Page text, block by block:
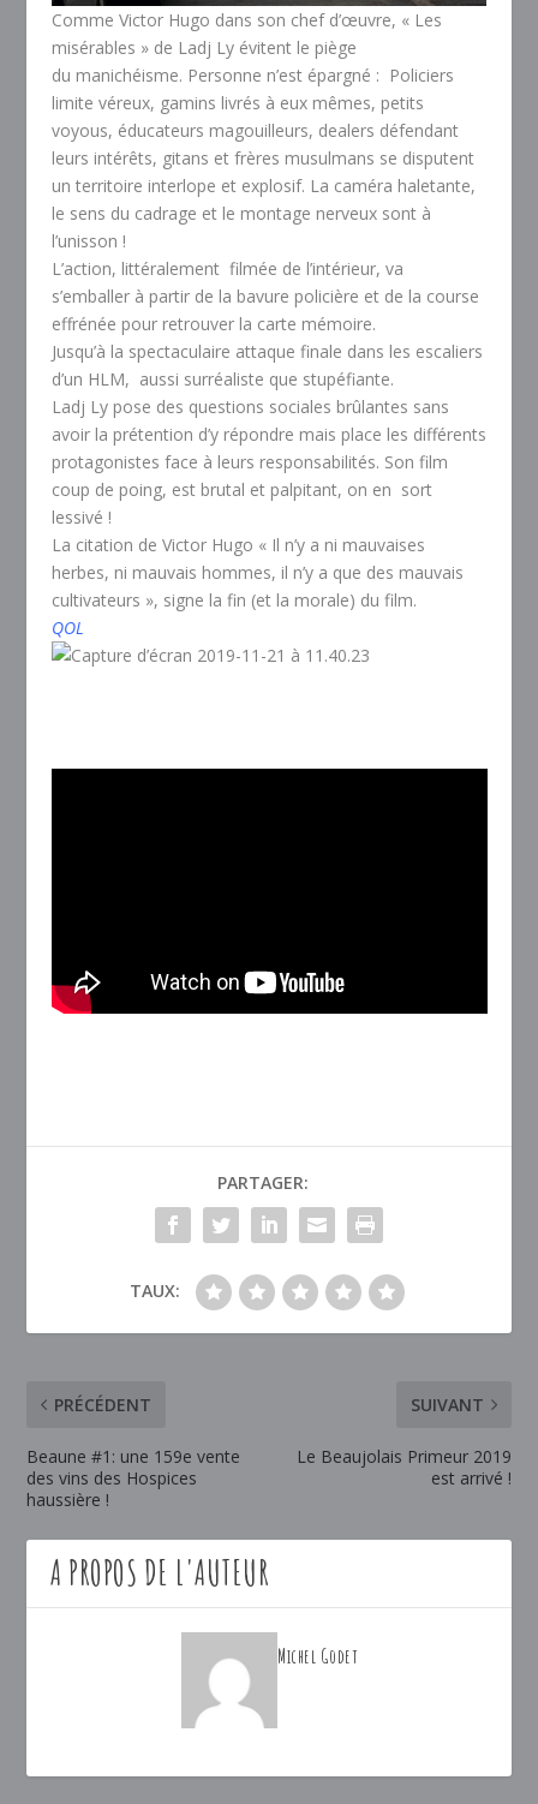
Comme Victor Hugo dans son chef d’œuvre, « Les
misérables » de Ladj Ly évitent le piège
du manichéisme. Personne n’est épargné : Policiers
limite véreux, gamins livrés à eux mêmes, petits
voyous, éducateurs magouilleurs, dealers défendant
leurs intérêts, gitans et frères musulmans se disputent
un territoire interlope et explosif. La caméra haletante,
le sens du cadrage et le montage nerveux sont à
l’unisson !
L’action, littéralement filmée de l’intérieur, va
s’emballer à partir de la bavure policière et de la course
effrénée pour retrouver la carte mémoire.
Jusqu’à la spectaculaire attaque finale dans les escaliers
d’un HLM, aussi surréaliste que stupéfiante.
Ladj Ly pose des questions sociales brûlantes sans
avoir la prétention d’y répondre mais place les différents
protagonistes face à leurs responsabilités. Son film
coup de poing, est brutal et palpitant, on en sort
lessivé !
La citation de Victor Hugo « Il n’y a ni mauvaises
herbes, ni mauvais hommes, il n’y a que des mauvais
cultivateurs », signe la fin (et la morale) du film.
QOL
PARTAGER:
TAUX:
PRÉCÉDENT
Beaune #1: une 159e vente
des vins des Hospices
haussière !
SUIVANT
Le Beaujolais Primeur 2019
est arrivé !
A PROPOS DE L'AUTEUR
Michel Godet